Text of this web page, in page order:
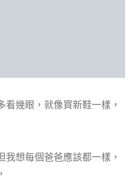
幾眼，就像買新鞋一樣，
想每個爸爸應該都一樣，